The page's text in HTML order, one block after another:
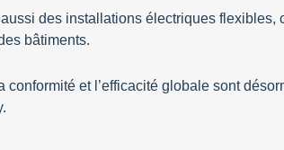
des installations électriques flexibles,
bâtiments.
conformité et l’efficacité globale sont